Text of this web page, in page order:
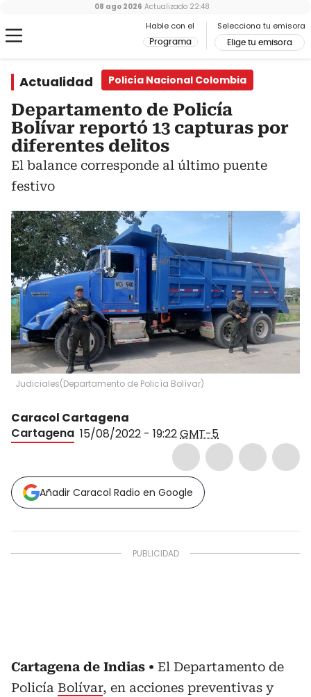
Hable con el
Programa
Selecciona tu emisora
Elige tu emisora
08 ago 2026 Actualizado 22:48
Actualidad Policía Nacional Colombia
Departamento de Policía
Bolívar reportó 13 capturas por
diferentes delitos
El balance corresponde al último puente
festivo
Judiciales(Departamento de Policía Bolívar)
Caracol Cartagena
Cartagena 15/08/2022 - 19:22GMT-5
Añadir Caracol Radio en Google
Cartagena de Indias
El Departamento de
Policía Bolívar, en acciones preventivas y